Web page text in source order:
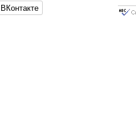
ВКонтакте